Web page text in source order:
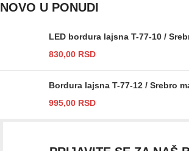
NOVO U PONUDI
LED bordura lajsna T-77-10 /
830,00 RSD
Bordura lajsna T-77-12 / Srebro
995,00 RSD